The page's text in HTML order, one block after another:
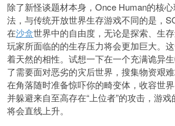
除了新怪谈题材本身，Once Human的核
法，与传统开放世界生存游戏不同的是，
在沙盒世界中的自由度，无论是探索、生
玩家所面临的的生存压力将会更加巨大。
着天然的相性。试想一下在一个充满诡异
了需要面对恶劣的灾后世界，搜集物资艰
在角落随时准备惊吓你的畸变体，收容世
并躲避来自至高存在“上位者”的攻击，游
将会直线上升。